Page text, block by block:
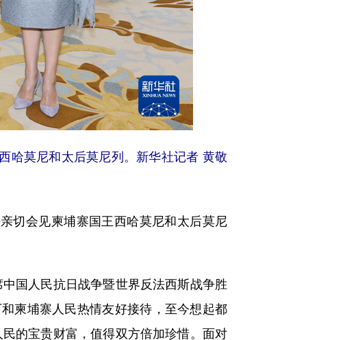
哈莫尼和太后莫尼列。新华社记者 黄敬
会见柬埔寨国王西哈莫尼和太后莫尼
国人民抗日战争暨世界反法西斯战争胜
柬埔寨人民热情友好接待，至今想起都
的宝贵财富，值得双方倍加珍惜。面对